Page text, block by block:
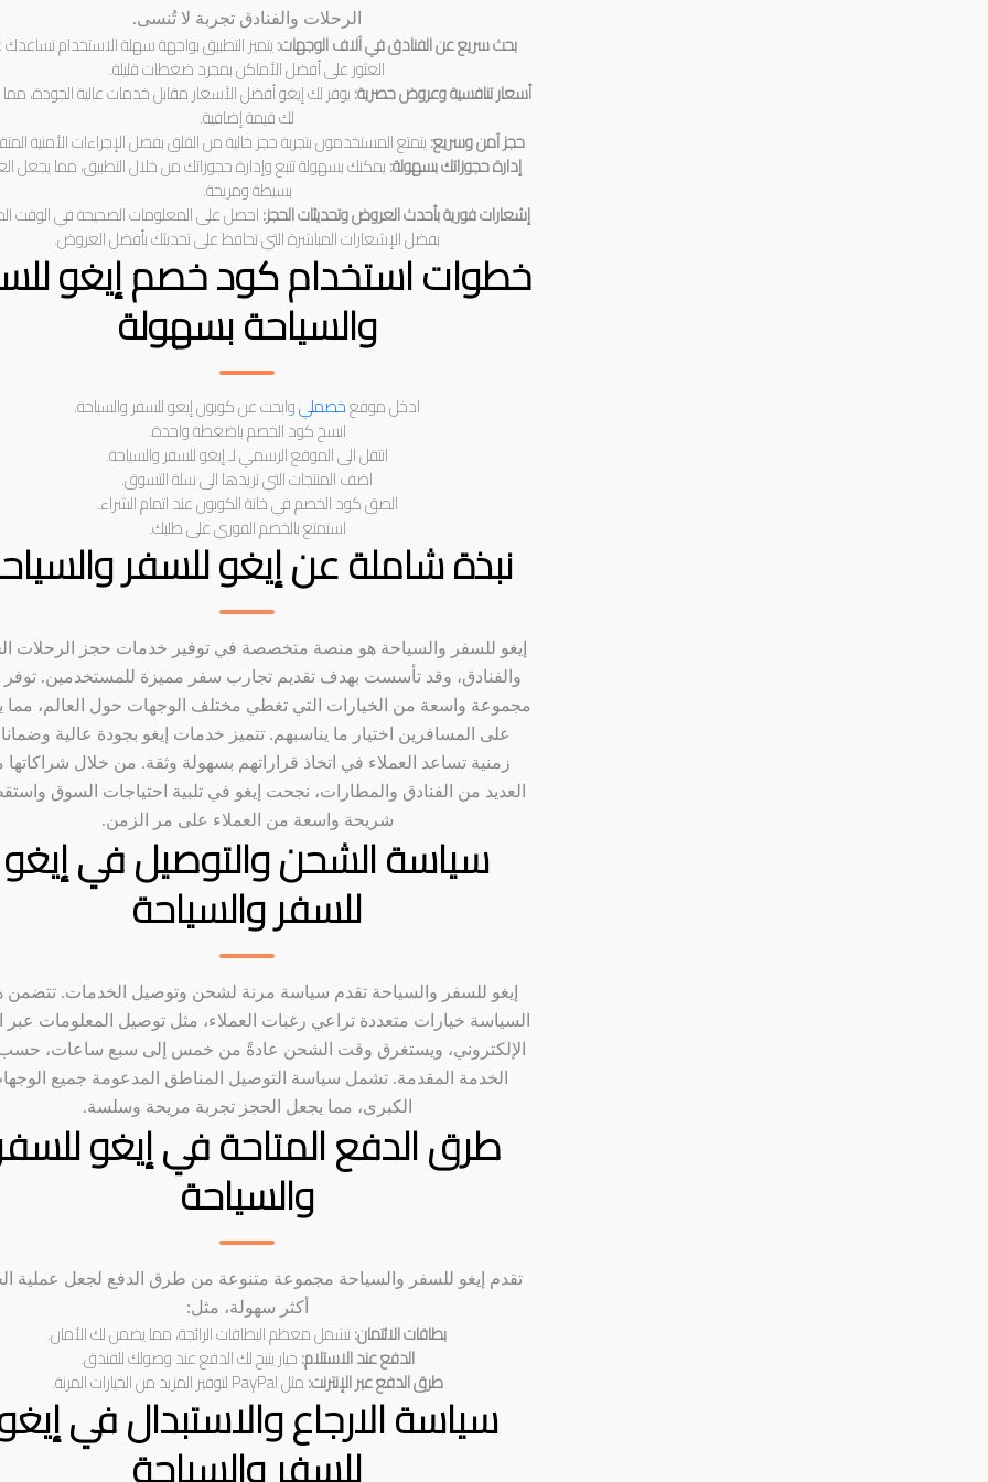
الرحلات والفنادق تجربة لا تُنسى.
بحث سريع عن الفنادق في آلاف الوجهات:يتميز التطبيق بواجهة سهلة الاستخدام
العثور على أفضل الأماكن بمجرد ضغطات قليلة.
أسعار تنافسية وعروض حصرية:يوفر لك إيغو أفضل الأسعار مقابل خدمات عالية الجودة،
لك قيمة إضافية.
حجز آمن وسريع:يتمتع المستخدمون بتجربة حجز خالية من القلق بفضل الإجراءات الأمنية
إدارة حجوزاتك بسهولة:يمكنك بسهولة تتبع وإدارة حجوزاتك من خلال التطبيق، مما يجعل
بسيطة ومريحة.
إشعارات فورية بأحدث العروض وتحديثات الحجز:احصل على المعلومات الصحيحة في الوقت
بفضل الإشعارات المباشرة التي تحافظ على تحديثك بأفضل العروض.
خطوات استخدام كود خصم إيغو
والسياحة بسهولة
ادخل موقعخصمليوابحث عن كوبون إيغو للسفر والسياحة.
انسخ كود الخصم باضغطة واحدة.
انتقل الى الموقع الرسمي لـ إيغو للسفر والسياحة.
اضف المنتجات التي تريدها الى سلة التسوق.
الصق كود الخصم في خانة الكوبون عند اتمام الشراء.
استمتع بالخصم الفوري على طلبك.
نبذة شاملة عن إيغو للسفر
إيغو للسفر والسياحة هو منصة متخصصة في توفير خدمات حجز الرحلات
والفنادق، وقد تأسست بهدف تقديم تجارب سفر مميزة للمستخدمين. توفر
مجموعة واسعة من الخيارات التي تغطي مختلف الوجهات حول العالم، مما
على المسافرين اختيار ما يناسبهم. تتميز خدمات إيغو بجودة عالية
زمنية تساعد العملاء في اتخاذ قراراتهم بسهولة وثقة. من خلال شراكاتها
العديد من الفنادق والمطارات، نجحت إيغو في تلبية احتياجات السوق
شريحة واسعة من العملاء على مر الزمن.
سياسة الشحن والتوصيل في إيغو
للسفر والسياحة
إيغو للسفر والسياحة تقدم سياسة مرنة لشحن وتوصيل الخدمات. تتضمن
السياسة خيارات متعددة تراعي رغبات العملاء، مثل توصيل المعلومات عبر
الإلكتروني، ويستغرق وقت الشحن عادةً من خمس إلى سبع ساعات،
الخدمة المقدمة. تشمل سياسة التوصيل المناطق المدعومة جميع
الكبرى، مما يجعل الحجز تجربة مريحة وسلسة.
طرق الدفع المتاحة في إيغو
والسياحة
تقدم إيغو للسفر والسياحة مجموعة متنوعة من طرق الدفع لجعل عملية
أكثر سهولة، مثل:
بطاقات الائتمان:تشمل معظم البطاقات الرائجة، مما يضمن لك الأمان.
الدفع عند الاستلام:خيار يتيح لك الدفع عند وصولك للفندق.
طرق الدفع عبر الإنترنت:مثل PayPal لتوفير المزيد من الخيارات المرنة.
سياسة الارجاع والاستبدال في